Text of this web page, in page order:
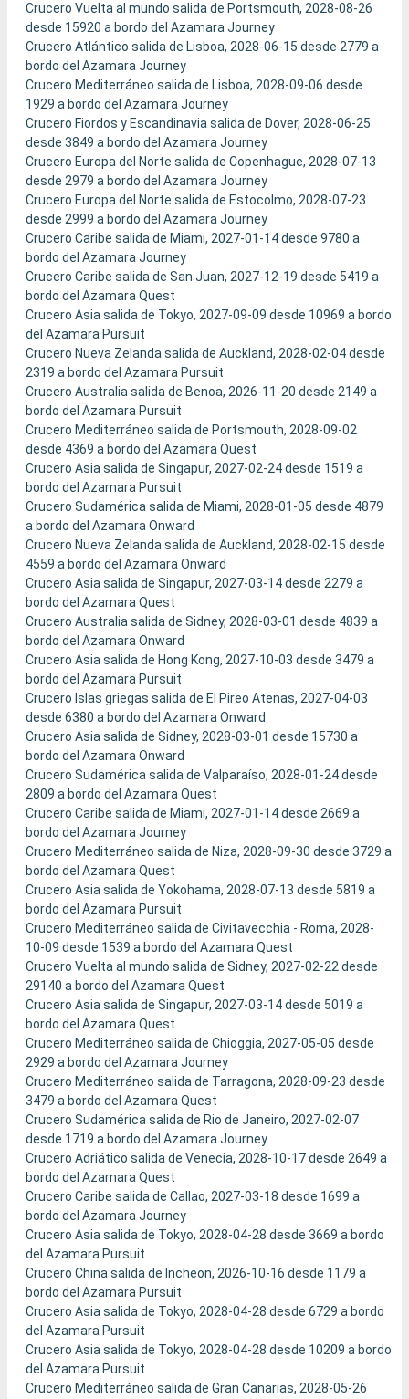
Crucero Vuelta al mundo salida de Portsmouth, 2028-08-26
desde 15920 a bordo del Azamara Journey
Crucero Atlántico salida de Lisboa, 2028-06-15 desde 2779 a
bordo del Azamara Journey
Crucero Mediterráneo salida de Lisboa, 2028-09-06 desde
1929 a bordo del Azamara Journey
Crucero Fiordos y Escandinavia salida de Dover, 2028-06-25
desde 3849 a bordo del Azamara Journey
Crucero Europa del Norte salida de Copenhague, 2028-07-13
desde 2979 a bordo del Azamara Journey
Crucero Europa del Norte salida de Estocolmo, 2028-07-23
desde 2999 a bordo del Azamara Journey
Crucero Caribe salida de Miami, 2027-01-14 desde 9780 a
bordo del Azamara Journey
Crucero Caribe salida de San Juan, 2027-12-19 desde 5419 a
bordo del Azamara Quest
Crucero Asia salida de Tokyo, 2027-09-09 desde 10969 a bordo
del Azamara Pursuit
Crucero Nueva Zelanda salida de Auckland, 2028-02-04 desde
2319 a bordo del Azamara Pursuit
Crucero Australia salida de Benoa, 2026-11-20 desde 2149 a
bordo del Azamara Pursuit
Crucero Mediterráneo salida de Portsmouth, 2028-09-02
desde 4369 a bordo del Azamara Quest
Crucero Asia salida de Singapur, 2027-02-24 desde 1519 a
bordo del Azamara Pursuit
Crucero Sudamérica salida de Miami, 2028-01-05 desde 4879
a bordo del Azamara Onward
Crucero Nueva Zelanda salida de Auckland, 2028-02-15 desde
4559 a bordo del Azamara Onward
Crucero Asia salida de Singapur, 2027-03-14 desde 2279 a
bordo del Azamara Quest
Crucero Australia salida de Sidney, 2028-03-01 desde 4839 a
bordo del Azamara Onward
Crucero Asia salida de Hong Kong, 2027-10-03 desde 3479 a
bordo del Azamara Pursuit
Crucero Islas griegas salida de El Pireo Atenas, 2027-04-03
desde 6380 a bordo del Azamara Onward
Crucero Asia salida de Sidney, 2028-03-01 desde 15730 a
bordo del Azamara Onward
Crucero Sudamérica salida de Valparaíso, 2028-01-24 desde
2809 a bordo del Azamara Quest
Crucero Caribe salida de Miami, 2027-01-14 desde 2669 a
bordo del Azamara Journey
Crucero Mediterráneo salida de Niza, 2028-09-30 desde 3729 a
bordo del Azamara Quest
Crucero Asia salida de Yokohama, 2028-07-13 desde 5819 a
bordo del Azamara Pursuit
Crucero Mediterráneo salida de Civitavecchia - Roma, 2028-
10-09 desde 1539 a bordo del Azamara Quest
Crucero Vuelta al mundo salida de Sidney, 2027-02-22 desde
29140 a bordo del Azamara Quest
Crucero Asia salida de Singapur, 2027-03-14 desde 5019 a
bordo del Azamara Quest
Crucero Mediterráneo salida de Chioggia, 2027-05-05 desde
2929 a bordo del Azamara Journey
Crucero Mediterráneo salida de Tarragona, 2028-09-23 desde
3479 a bordo del Azamara Quest
Crucero Sudamérica salida de Rio de Janeiro, 2027-02-07
desde 1719 a bordo del Azamara Journey
Crucero Adriático salida de Venecia, 2028-10-17 desde 2649 a
bordo del Azamara Quest
Crucero Caribe salida de Callao, 2027-03-18 desde 1699 a
bordo del Azamara Journey
Crucero Asia salida de Tokyo, 2028-04-28 desde 3669 a bordo
del Azamara Pursuit
Crucero China salida de Incheon, 2026-10-16 desde 1179 a
bordo del Azamara Pursuit
Crucero Asia salida de Tokyo, 2028-04-28 desde 6729 a bordo
del Azamara Pursuit
Crucero Asia salida de Tokyo, 2028-04-28 desde 10209 a bordo
del Azamara Pursuit
Crucero Mediterráneo salida de Gran Canarias, 2028-05-26